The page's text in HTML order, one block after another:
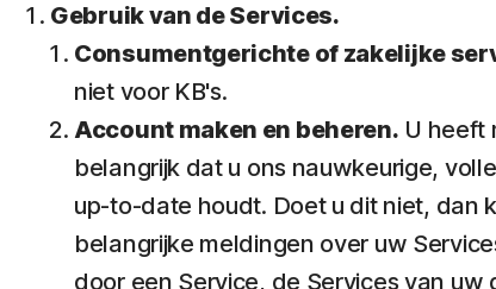
Gebruik van de Services.
Consumentgerichte of zakelijke
niet voor KB's.
Account maken en beheren. U heeft
belangrijk dat u ons nauwkeurige,
up-to-date houdt. Doet u dit niet, dan
belangrijke meldingen over uw
door een Service, de Services van